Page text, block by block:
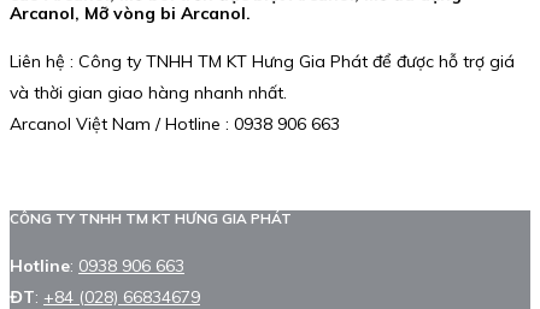
Arcanol, Mỡ vòng bi Arcanol.
Liên hệ : Công ty TNHH TM KT Hưng Gia Phát để được hỗ trợ giá
và thời gian giao hàng nhanh nhất.
Arcanol Việt Nam / Hotline : 0938 906 663
CÔNG TY TNHH TM KT HƯNG GIA PHÁT
Hotline: 0938 906 663
ĐT: +84 (028) 66834679